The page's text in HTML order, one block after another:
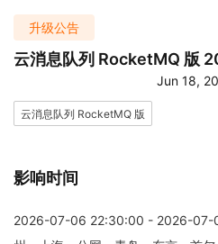
升级公告
云消息队列 RocketMQ 版
Jun 18,
云消息队列 RocketMQ 版
影响时间
2026-07-06 22:30:00 - 2026-07-